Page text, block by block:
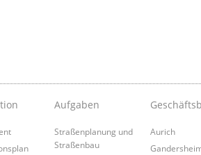
Aufgaben
Straßenplanung und
Straßenbau
Aurich